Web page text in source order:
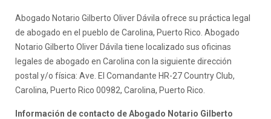
Abogado Notario Gilberto Oliver Dávila ofrece su práctica legal
de abogado en el pueblo de Carolina, Puerto Rico. Abogado
Notario Gilberto Oliver Dávila tiene localizado sus oficinas
legales de abogado en Carolina con la siguiente dirección
postal y/o física: Ave. El Comandante HR-27 Country Club,
Carolina, Puerto Rico 00982, Carolina, Puerto Rico.
Información de contacto de Abogado Notario Gilberto